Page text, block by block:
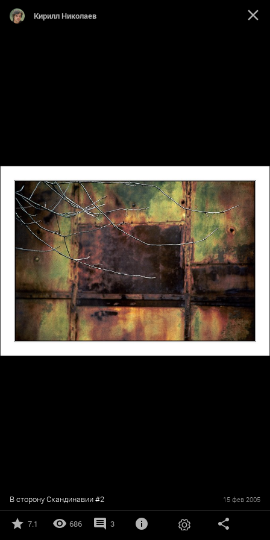
Кирилл Николаев
В сторону Скандинавии #2 15 фев 2005
7.1 686 3